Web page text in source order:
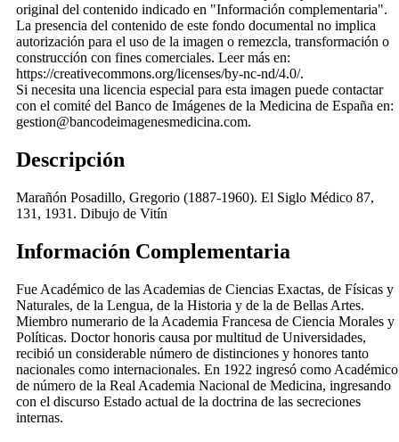
original del contenido indicado en "Información complementaria".
La presencia del contenido de este fondo documental no implica
autorización para el uso de la imagen o remezcla, transformación o
construcción con fines comerciales. Leer más en:
https://creativecommons.org/licenses/by-nc-nd/4.0/.
Si necesita una licencia especial para esta imagen puede contactar
con el comité del Banco de Imágenes de la Medicina de España en:
gestion@bancodeimagenesmedicina.com.
Descripción
Marañón Posadillo, Gregorio (1887-1960). El Siglo Médico 87,
131, 1931. Dibujo de Vitín
Información Complementaria
Fue Académico de las Academias de Ciencias Exactas, de Físicas y
Naturales, de la Lengua, de la Historia y de la de Bellas Artes.
Miembro numerario de la Academia Francesa de Ciencia Morales y
Políticas. Doctor honoris causa por multitud de Universidades,
recibió un considerable número de distinciones y honores tanto
nacionales como internacionales. En 1922 ingresó como Académico
de número de la Real Academia Nacional de Medicina, ingresando
con el discurso Estado actual de la doctrina de las secreciones
internas.